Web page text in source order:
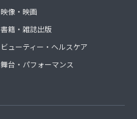
映像・映画
書籍・雑誌出版
ビューティー・ヘルスケア
舞台・パフォーマンス